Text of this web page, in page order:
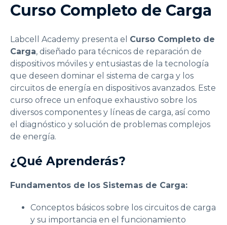
Curso Completo de Carga
Labcell Academy presenta el Curso Completo de
Carga, diseñado para técnicos de reparación de
dispositivos móviles y entusiastas de la tecnología
que deseen dominar el sistema de carga y los
circuitos de energía en dispositivos avanzados. Este
curso ofrece un enfoque exhaustivo sobre los
diversos componentes y líneas de carga, así como
el diagnóstico y solución de problemas complejos
de energía.
¿Qué Aprenderás?
Fundamentos de los Sistemas de Carga:
Conceptos básicos sobre los circuitos de carga
y su importancia en el funcionamiento